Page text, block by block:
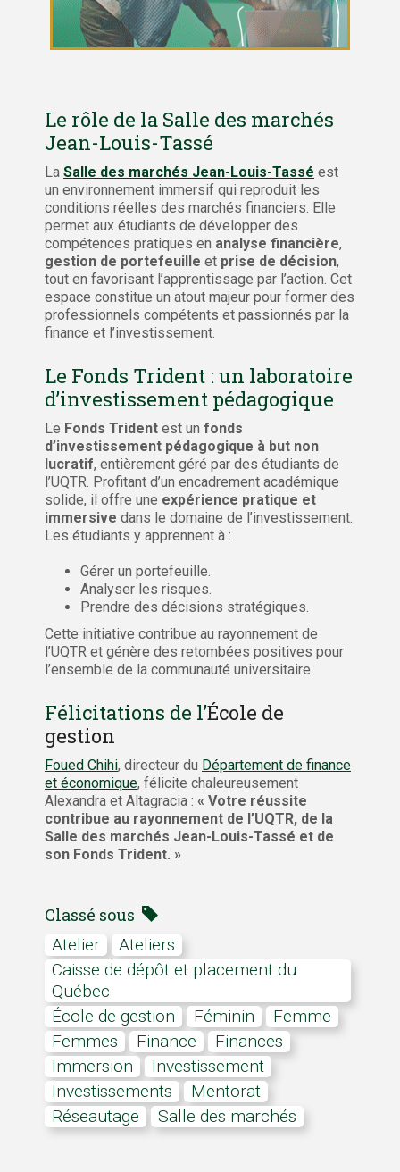
Le rôle de la Salle des marchés
Jean-Louis-Tassé
La Salle des marchés Jean-Louis-Tassé est
un environnement immersif qui reproduit les
conditions réelles des marchés financiers. Elle
permet aux étudiants de développer des
compétences pratiques en analyse financière,
gestion de portefeuille et prise de décision,
tout en favorisant l’apprentissage par l’action. Cet
espace constitue un atout majeur pour former des
professionnels compétents et passionnés par la
finance et l’investissement.
Le Fonds Trident : un laboratoire
d’investissement pédagogique
Le Fonds Trident est un fonds
d’investissement pédagogique à but non
lucratif, entièrement géré par des étudiants de
l’UQTR. Profitant d’un encadrement académique
solide, il offre une expérience pratique et
immersive dans le domaine de l’investissement.
Les étudiants y apprennent à :
Gérer un portefeuille.
Analyser les risques.
Prendre des décisions stratégiques.
Cette initiative contribue au rayonnement de
l’UQTR et génère des retombées positives pour
l’ensemble de la communauté universitaire.
Félicitations de l’École de
gestion
Foued Chihi, directeur du Département de finance
et économique, félicite chaleureusement
Alexandra et Altagracia : « Votre réussite
contribue au rayonnement de l’UQTR, de la
Salle des marchés Jean-Louis-Tassé et de
son Fonds Trident. »
Classé sous
atelier
ateliers
Caisse de dépôt et placement du
Québec
École de gestion
féminin
femme
Femmes
Finance
Finances
immersion
investissement
investissements
Mentorat
réseautage
salle des marchés